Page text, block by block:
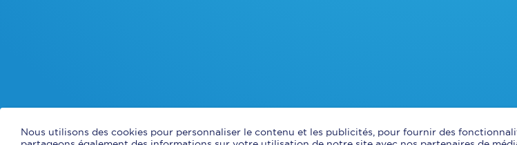
Nous utilisons des cookies pour personnaliser le contenu et les publicités, pour fournir des